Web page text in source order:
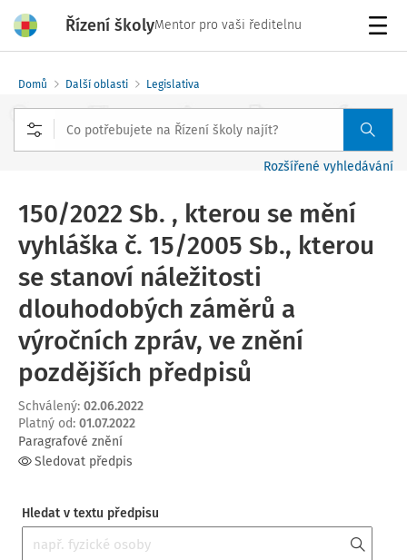
Řízení školyMentor pro vaši ředitelnu
Domů Další oblasti Legislativa
Rozšířené vyhledávání
150/2022 Sb. , kterou se mění
vyhláška č. 15/2005 Sb., kterou
se stanoví náležitosti
dlouhodobých záměrů a
výročních zpráv, ve znění
pozdějších předpisů
Schválený: 02.06.2022
Platný od: 01.07.2022
Paragrafové znění
Sledovat předpis
Hledat v textu předpisu